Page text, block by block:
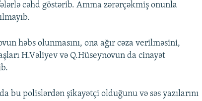
cəhd göstərib. Amma zərərçəkmiş onunla
həbs olunmasını, ona ağır cəza verilməsini,
H.Vəliyev və Q.Hüseynovun da cinayət
bu polislərdən şikayətçi olduğunu və səs yazılarını